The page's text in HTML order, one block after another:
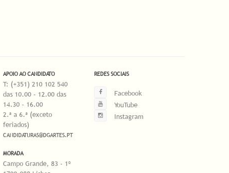
APOIO AO CANDIDATO
T: (+351) 210 102 540
das 10.00 - 12.00 das
14.30 - 16.00
2.ª a 6.ª (exceto
feriados)
CANDIDATURAS@DGARTES.PT
MORADA
Campo Grande, 83 - 1º
REDES SOCIAIS
Facebook
YouTube
Instagram